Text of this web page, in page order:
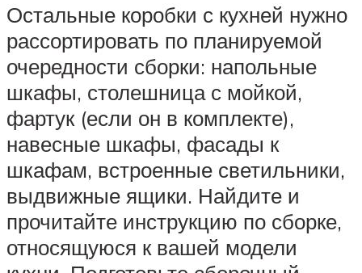
Остальные коробки с кухней нужно
рассортировать по планируемой
очередности сборки: напольные
шкафы, столешница с мойкой,
фартук (если он в комплекте),
навесные шкафы, фасады к
шкафам, встроенные светильники,
выдвижные ящики. Найдите и
прочитайте инструкцию по сборке,
относящуюся к вашей модели